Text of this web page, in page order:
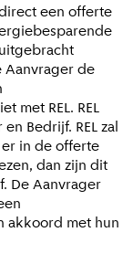
een offerte
Aanvrager de
met REL. REL
Bedrijf. REL zal
in de offerte
dan zijn dit
De Aanvrager
akkoord met hun